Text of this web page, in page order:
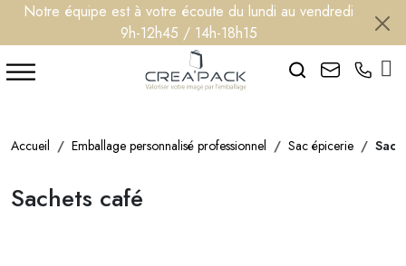
Notre équipe est à votre écoute du lundi au vendredi
9h-12h45 / 14h-18h15
Search
Accueil Emballage personnalisé professionnel Sac épicerie
Sachets café